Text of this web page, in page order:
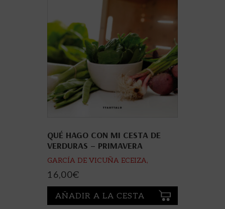
QUÉ HAGO CON MI CESTA DE
VERDURAS – PRIMAVERA
GARCÍA DE VICUÑA ECEIZA,
NAGORE
16,00€
AÑADIR A LA CESTA